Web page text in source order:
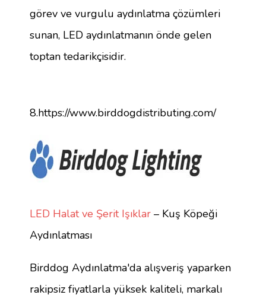
görev ve vurgulu aydınlatma çözümleri
sunan, LED aydınlatmanın önde gelen
toptan tedarikçisidir.
8.https://www.birddogdistributing.com/
LED Halat ve Şerit Işıklar – Kuş Köpeği
Aydınlatması
Birddog Aydınlatma'da alışveriş yaparken
rakipsiz fiyatlarla yüksek kaliteli, markalı